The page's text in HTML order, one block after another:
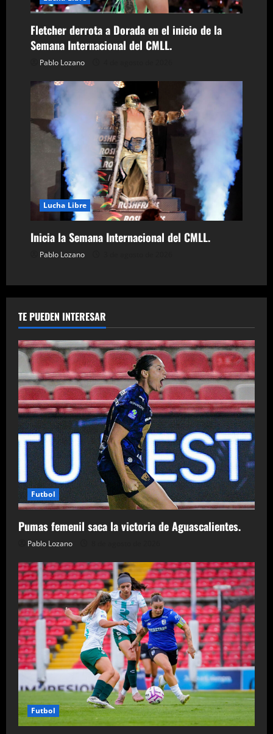
a
s
Fletcher derrota a Dorada en el inicio de la
Semana Internacional del CMLL.
Pablo Lozano
Lucha Libre
Inicia la Semana Internacional del CMLL.
Pablo Lozano
TE PUEDEN INTERESAR
Futbol
Pumas femenil saca la victoria de Aguascalientes.
Pablo Lozano
Futbol